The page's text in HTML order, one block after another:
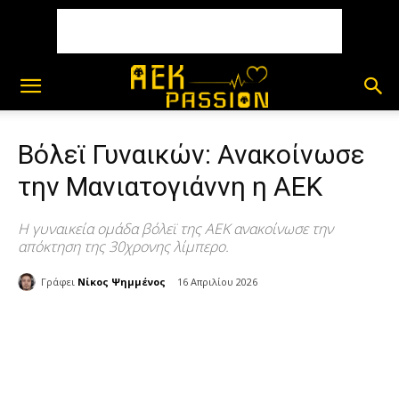
Βόλεϊ Γυναικών: Ανακοίνωσε
την Μανιατογιάννη η ΑΕΚ
Η γυναικεία ομάδα βόλεϊ της ΑΕΚ ανακοίνωσε την
απόκτηση της 30χρονης λίμπερο.
Γράφει Νίκος Ψημμένος 16 Απριλίου 2026